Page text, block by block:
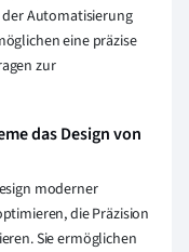
Automatisierung
eine präzise
zur
das Design von
moderner
die Präzision
Sie ermöglichen